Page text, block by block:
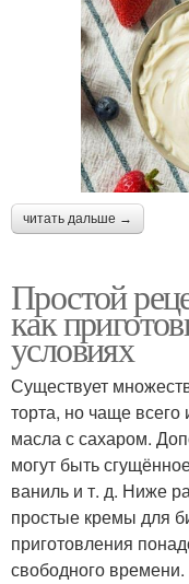
читать дальше →
Простой
как
условиях
Существует
торта, но чаще всего
масла с сахаром.
могут быть
ваниль и т. д. Ниже
простые кремы для
приготовления
свободного времени.